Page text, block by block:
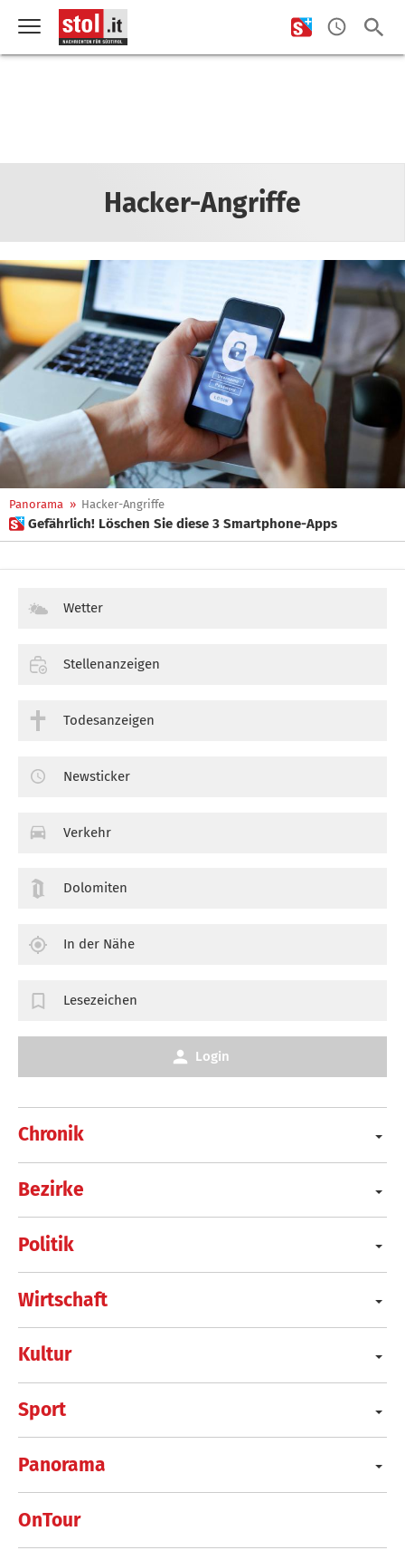
Hacker-Angriffe
Panorama » Hacker-Angriffe
 Gefährlich! Löschen Sie diese 3 Smartphone-Apps
Chronik
Bezirke
Politik
Wirtschaft
Kultur
Sport
Panorama
OnTour
Wetter
Stellenanzeigen
Todesanzeigen
Newsticker
Verkehr
Dolomiten
In der Nähe
Lesezeichen
Login